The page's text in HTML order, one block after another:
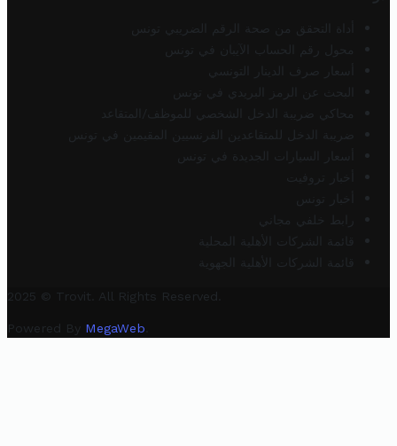
أداة التحقق من صحة الرقم الضريبي تونس
محول رقم الحساب الآيبان في تونس
أسعار صرف الدينار التونسي
البحث عن الرمز البريدي في تونس
محاكي ضريبة الدخل الشخصي للموظف/المتقاعد
ضريبة الدخل للمتقاعدين الفرنسيين المقيمين في تونس
أسعار السيارات الجديدة في تونس
أخبار تروفيت
أخبار تونس
رابط خلفي مجاني
قائمة الشركات الأهلية المحلية
قائمة الشركات الأهلية الجهوية
2025 © Trovit. All Rights Reserved.
Powered By MegaWeb